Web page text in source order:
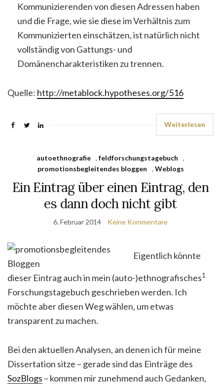
Kommunizierenden von diesen Adressen haben
und die Frage, wie sie diese im Verhältnis zum
Kommunizierten einschätzen, ist natürlich nicht
vollständig von Gattungs- und
Domänencharakteristiken zu trennen.
Quelle: http://metablock.hypotheses.org/516
Weiterlesen
autoethnografie , feldforschungstagebuch
,
promotionsbegleitendes bloggen
, Weblogs
Ein Eintrag über einen Eintrag, den
es dann doch nicht gibt
6. Februar 2014 Keine Kommentare
Eigentlich könnte
dieser Eintrag auch in mein (auto-)ethnografisches1
Forschungstagebuch geschrieben werden. Ich
möchte aber diesen Weg wählen, um etwas
transparent zu machen.
Bei den aktuellen Analysen, an denen ich für meine
Dissertation sitze – gerade sind das Einträge des
SozBlogs – kommen mir zunehmend auch Gedanken,